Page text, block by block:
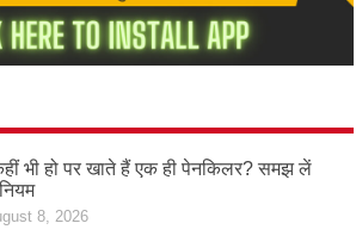
भी हो पर खाते हैं एक ही पेनकिलर? समझ लें
8, 2026